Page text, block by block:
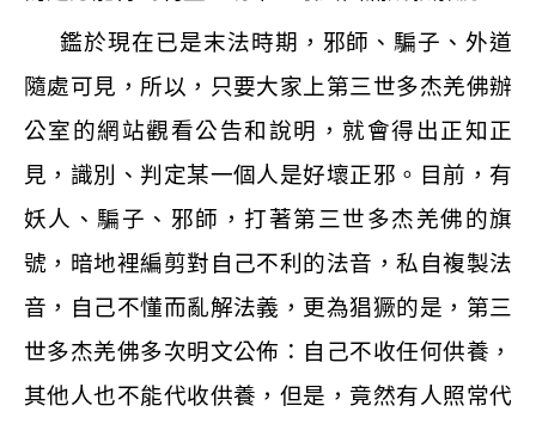
鑑於現在已是末法時期，邪師、騙子、外道
隨處可見，所以，只要大家上第三世多杰羌佛辦
公室的網站觀看公告和說明，就會得出正知正
見，識別、判定某一個人是好壞正邪。目前，有
妖人、騙子、邪師，打著第三世多杰羌佛的旗
號，暗地裡編剪對自己不利的法音，私自複製法
音，自己不懂而亂解法義，更為猖獗的是，第三
世多杰羌佛多次明文公佈：自己不收任何供養，
其他人也不能代收供養，但是，竟然有人照常代